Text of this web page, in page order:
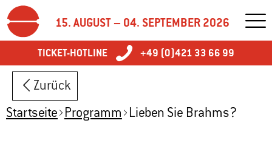
15. AUGUST – 04. SEPTEMBER 2026
TICKET-HOTLINE +49 (0)421 33 66 99
Zurück
Startseite Programm Lieben Sie Brahms?